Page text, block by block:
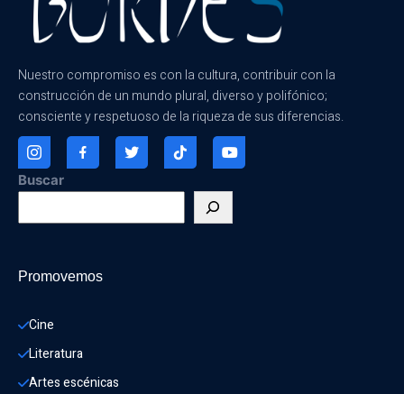
Nuestro compromiso es con la cultura, contribuir con la
construcción de un mundo plural, diverso y polifónico;
consciente y respetuoso de la riqueza de sus diferencias.
Buscar
Promovemos
Cine
Literatura
Artes escénicas